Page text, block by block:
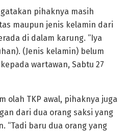
pihaknya masih
maupun jenis kelamin dari
di dalam karung. “Iya
(Jenis kelamin) belum
wartawan, Sabtu 27
olah TKP awal, pihaknya juga
dari dua orang saksi yang
“Tadi baru dua orang yang